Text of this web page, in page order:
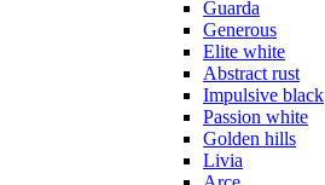
Guarda
Generous
Elite white
Abstract rust
Impulsive black
Passion white
Golden hills
Livia